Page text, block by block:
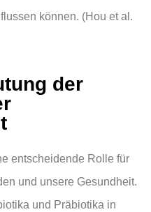
können. (Hou et al.
der
entscheidende Rolle für
und unsere Gesundheit.
und Präbiotika in